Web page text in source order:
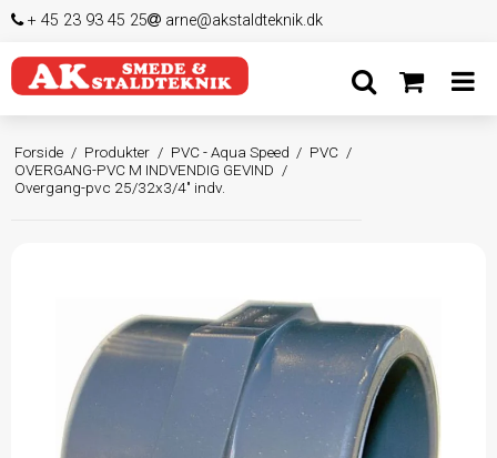
+ 45 23 93 45 25 arne@akstaldteknik.dk
Forside / Produkter / PVC - Aqua Speed / PVC /
OVERGANG-PVC M INDVENDIG GEVIND /
Overgang-pvc 25/32x3/4" indv.